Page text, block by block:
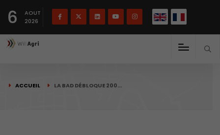
6
AOUT
2026
ACCUEIL LA BAD DÉBLOQUE 200…
Français English(English)